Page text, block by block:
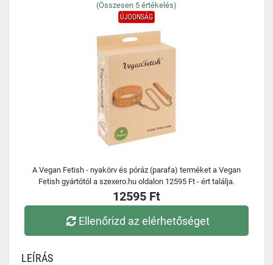
(Összesen 5 értékelés)
ÚJDONSÁG
A Vegan Fetish - nyakörv és póráz (parafa) terméket a Vegan
Fetish gyártótól a szexero.hu oldalon 12595 Ft - ért találja.
12595 Ft
Ellenőrizd az elérhetőséget
LEÍRÁS